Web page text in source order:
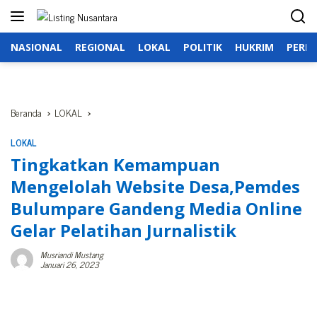
konten
NASIONAL REGIONAL LOKAL POLITIK HUKRIM
Beranda LOKAL
LOKAL
Tingkatkan Kemampuan
Mengelolah Website Desa,Pemdes
Bulumpare Gandeng Media Online
Gelar Pelatihan Jurnalistik
Musriandi Mustang
Januari 26, 2023